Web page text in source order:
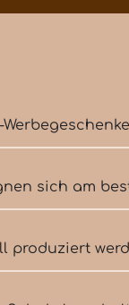
sich am
produziert